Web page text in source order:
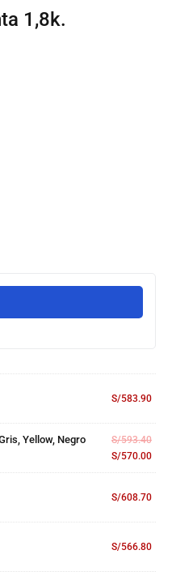
1,8k.
S/583.90
Yellow, Negro
S/593.40
S/570.00
S/608.70
S/566.80